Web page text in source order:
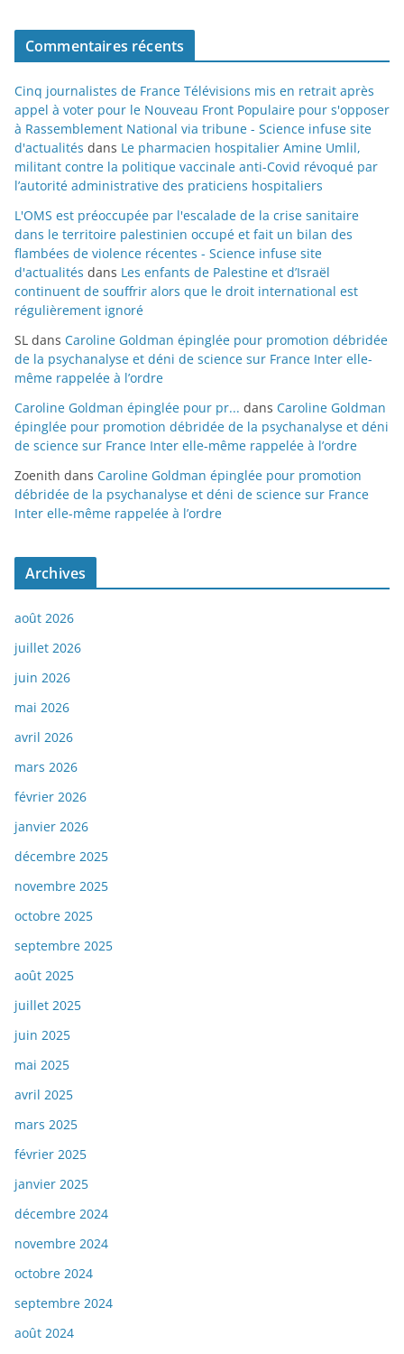
Commentaires récents
Cinq journalistes de France Télévisions mis en retrait après
appel à voter pour le Nouveau Front Populaire pour s'opposer
à Rassemblement National via tribune - Science infuse site
d'actualités dans Le pharmacien hospitalier Amine Umlil,
militant contre la politique vaccinale anti-Covid révoqué par
l’autorité administrative des praticiens hospitaliers
L'OMS est préoccupée par l'escalade de la crise sanitaire
dans le territoire palestinien occupé et fait un bilan des
flambées de violence récentes - Science infuse site
d'actualités dans Les enfants de Palestine et d’Israël
continuent de souffrir alors que le droit international est
régulièrement ignoré
SL dans Caroline Goldman épinglée pour promotion débridée
de la psychanalyse et déni de science sur France Inter elle-
même rappelée à l’ordre
Caroline Goldman épinglée pour pr... dans Caroline Goldman
épinglée pour promotion débridée de la psychanalyse et déni
de science sur France Inter elle-même rappelée à l’ordre
Zoenith dans Caroline Goldman épinglée pour promotion
débridée de la psychanalyse et déni de science sur France
Inter elle-même rappelée à l’ordre
Archives
août 2026
juillet 2026
juin 2026
mai 2026
avril 2026
mars 2026
février 2026
janvier 2026
décembre 2025
novembre 2025
octobre 2025
septembre 2025
août 2025
juillet 2025
juin 2025
mai 2025
avril 2025
mars 2025
février 2025
janvier 2025
décembre 2024
novembre 2024
octobre 2024
septembre 2024
août 2024